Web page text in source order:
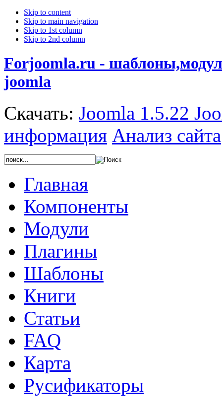
Skip to content
Skip to main navigation
Skip to 1st column
Skip to 2nd column
Forjoomla.ru -
joomla
Скачать: Joomla 1.5.22
информация Анализ сайта
Главная
Компоненты
Модули
Плагины
Шаблоны
Книги
Статьи
FAQ
Карта
Русификаторы